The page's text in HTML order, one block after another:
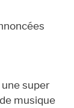
super
musique